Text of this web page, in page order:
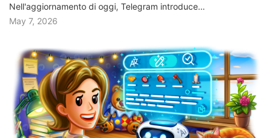
Nell'aggiornamento di oggi, Telegram introduce…
May 7, 2026